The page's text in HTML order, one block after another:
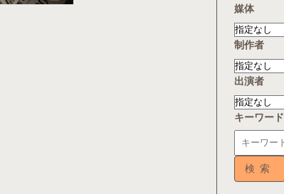
媒体
制作者
出演者
キーワード
検索